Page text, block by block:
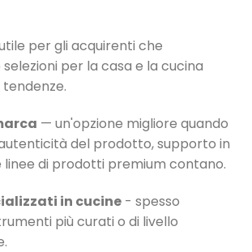
per gli acquirenti che
per la casa e la cucina
— un'opzione migliore quando
del prodotto, supporto in
linee di prodotti premium contano.
in cucine- spesso
più curati o di livello